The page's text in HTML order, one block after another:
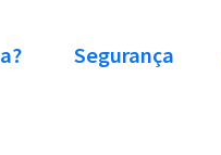
Segurança